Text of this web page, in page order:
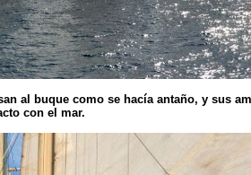
al buque como se hacía antaño, y sus
con el mar.